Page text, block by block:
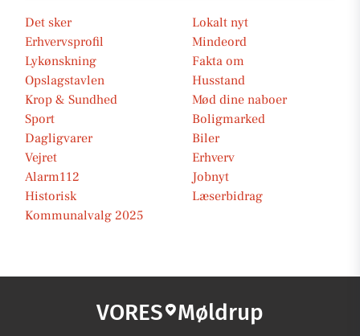
Det sker
Lokalt nyt
Erhvervsprofil
Mindeord
Lykønskning
Fakta om
Opslagstavlen
Husstand
Krop & Sundhed
Mød dine naboer
Sport
Boligmarked
Dagligvarer
Biler
Vejret
Erhverv
Alarm112
Jobnyt
Historisk
Læserbidrag
Kommunalvalg 2025
VORES Møldrup